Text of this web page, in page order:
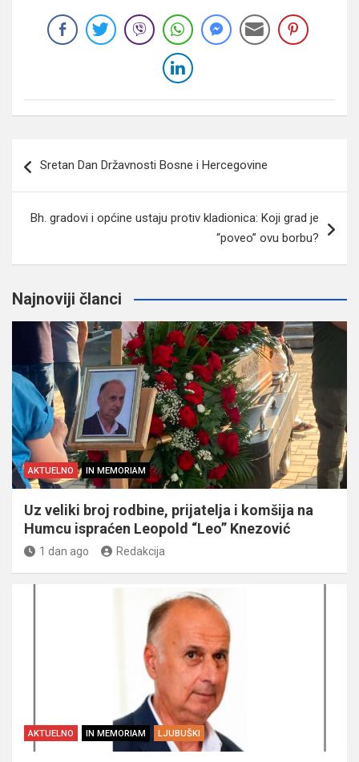
članaka
Sretan Dan Državnosti Bosne i Hercegovine
Bh. gradovi i općine ustaju protiv kladionica: Koji grad je
“poveo” ovu borbu?
Najnoviji članci
AKTUELNO IN MEMORIAM
Uz veliki broj rodbine, prijatelja i komšija na
Humcu ispraćen Leopold “Leo” Knezović
1 dan ago Redakcija
AKTUELNO IN MEMORIAM LJUBUŠKI